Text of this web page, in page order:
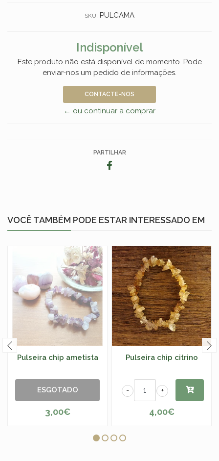
SKU: PULCAMA
Indisponível
Este produto não está disponível de momento. Pode
enviar-nos um pedido de informações.
CONTACTE-NOS
← ou continuar a comprar
PARTILHAR
VOCÊ TAMBÉM PODE ESTAR INTERESSADO EM
Pulseira chip ametista
ESGOTADO
3,00€
Pulseira chip citrino
+
-
4,00€